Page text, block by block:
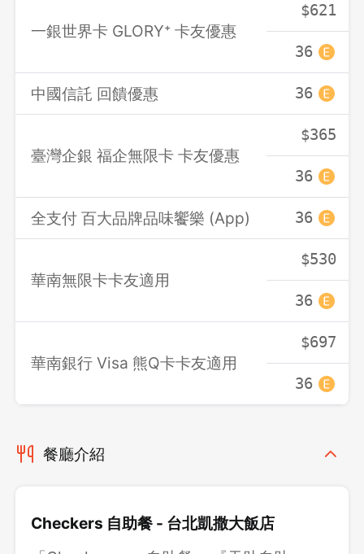
一銀世界卡 GLORY⁺ 卡友優惠
$621
36
中國信託 回饋優惠 36
臺灣企銀 福企無限卡 卡友優惠
$365
36
全支付 百大品牌品味饗樂 (App) 36
華南無限卡卡友適用
$530
36
華南銀行 Visa 熊Q卡卡友適用
$697
36
餐廳介紹
Checkers 自助餐 - 台北凱撒大飯店